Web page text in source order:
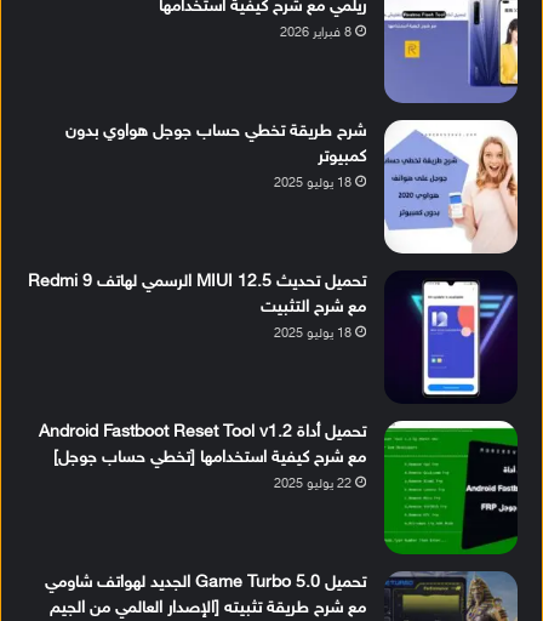
ريلمي مع شرح كيفية استخدامها
8 فبراير 2026
شرح طريقة تخطي حساب جوجل هواوي بدون
كمبيوتر
18 يوليو 2025
تحميل تحديث MIUI 12.5 الرسمي لهاتف Redmi 9
مع شرح التثبيت
18 يوليو 2025
تحميل أداة Android Fastboot Reset Tool v1.2
مع شرح كيفية استخدامها [تخطي حساب جوجل]
22 يوليو 2025
تحميل Game Turbo 5.0 الجديد لهواتف شاومي
مع شرح طريقة تثبيته [الإصدار العالمي من الجيم